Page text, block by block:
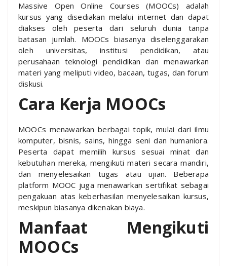
Massive Open Online Courses (MOOCs) adalah
kursus yang disediakan melalui internet dan dapat
diakses oleh peserta dari seluruh dunia tanpa
batasan jumlah. MOOCs biasanya diselenggarakan
oleh universitas, institusi pendidikan, atau
perusahaan teknologi pendidikan dan menawarkan
materi yang meliputi video, bacaan, tugas, dan forum
diskusi.
Cara Kerja MOOCs
MOOCs menawarkan berbagai topik, mulai dari ilmu
komputer, bisnis, sains, hingga seni dan humaniora.
Peserta dapat memilih kursus sesuai minat dan
kebutuhan mereka, mengikuti materi secara mandiri,
dan menyelesaikan tugas atau ujian. Beberapa
platform MOOC juga menawarkan sertifikat sebagai
pengakuan atas keberhasilan menyelesaikan kursus,
meskipun biasanya dikenakan biaya.
Manfaat Mengikuti
MOOCs